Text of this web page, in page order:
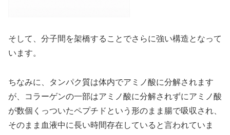
そして、分子間を架橋することでさらに強い構造となって
います。
ちなみに、タンパク質は体内でアミノ酸に分解されます
が、コラーゲンの一部はアミノ酸に分解されずにアミノ酸
が数個くっついたペプチドという形のまま腸で吸収され、
そのまま血液中に長い時間存在していると言われていま